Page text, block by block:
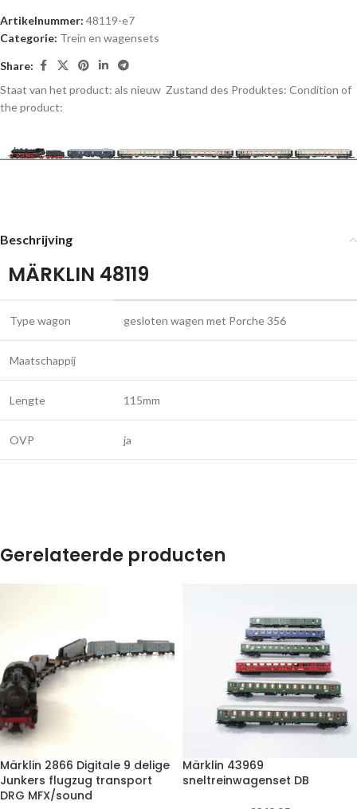
Artikelnummer: 48119-e7
Categorie: Trein en wagensets
Share:
Staat van het product: als nieuw Zustand des Produktes: Condition of
the product:
Beschrijving
MÄRKLIN 48119
Type wagon gesloten wagen met Porche 356
Maatschappij
Lengte 115mm
OVP ja
Gerelateerde producten
Märklin 2866 Digitale 9 delige
Junkers flugzug transport
DRG MFX/sound
Märklin 43969
sneltreinwagenset DB